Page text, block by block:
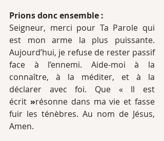
Prions donc ensemble :
Seigneur, merci pour Ta Parole qui
est mon arme la plus puissante.
Aujourd’hui, je refuse de rester passif
face à l’ennemi. Aide-moi à la
connaître, à la méditer, et à la
déclarer avec foi. Que « Il est
écrit »résonne dans ma vie et fasse
fuir les ténèbres. Au nom de Jésus,
Amen.